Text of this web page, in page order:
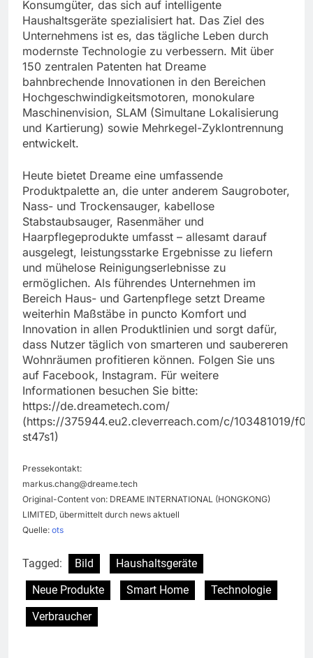
Konsumgüter, das sich auf intelligente
Haushaltsgeräte spezialisiert hat. Das Ziel des
Unternehmens ist es, das tägliche Leben durch
modernste Technologie zu verbessern. Mit über
150 zentralen Patenten hat Dreame
bahnbrechende Innovationen in den Bereichen
Hochgeschwindigkeitsmotoren, monokulare
Maschinenvision, SLAM (Simultane Lokalisierung
und Kartierung) sowie Mehrkegel-Zyklontrennung
entwickelt.
Heute bietet Dreame eine umfassende
Produktpalette an, die unter anderem Saugroboter,
Nass- und Trockensauger, kabellose
Stabstaubsauger, Rasenmäher und
Haarpflegeprodukte umfasst – allesamt darauf
ausgelegt, leistungsstarke Ergebnisse zu liefern
und mühelose Reinigungserlebnisse zu
ermöglichen. Als führendes Unternehmen im
Bereich Haus- und Gartenpflege setzt Dreame
weiterhin Maßstäbe in puncto Komfort und
Innovation in allen Produktlinien und sorgt dafür,
dass Nutzer täglich von smarteren und saubereren
Wohnräumen profitieren können. Folgen Sie uns
auf Facebook, Instagram. Für weitere
Informationen besuchen Sie bitte:
https://de.dreametech.com/
(https://375944.eu2.cleverreach.com/c/103481019/
st47s1)
Pressekontakt:
markus.chang@dreame.tech
Original-Content von: DREAME INTERNATIONAL (HONGKONG)
LIMITED, übermittelt durch news aktuell
Quelle: ots
Tagged: Bild
Haushaltsgeräte
Neue Produkte
Smart Home
Technologie
Verbraucher